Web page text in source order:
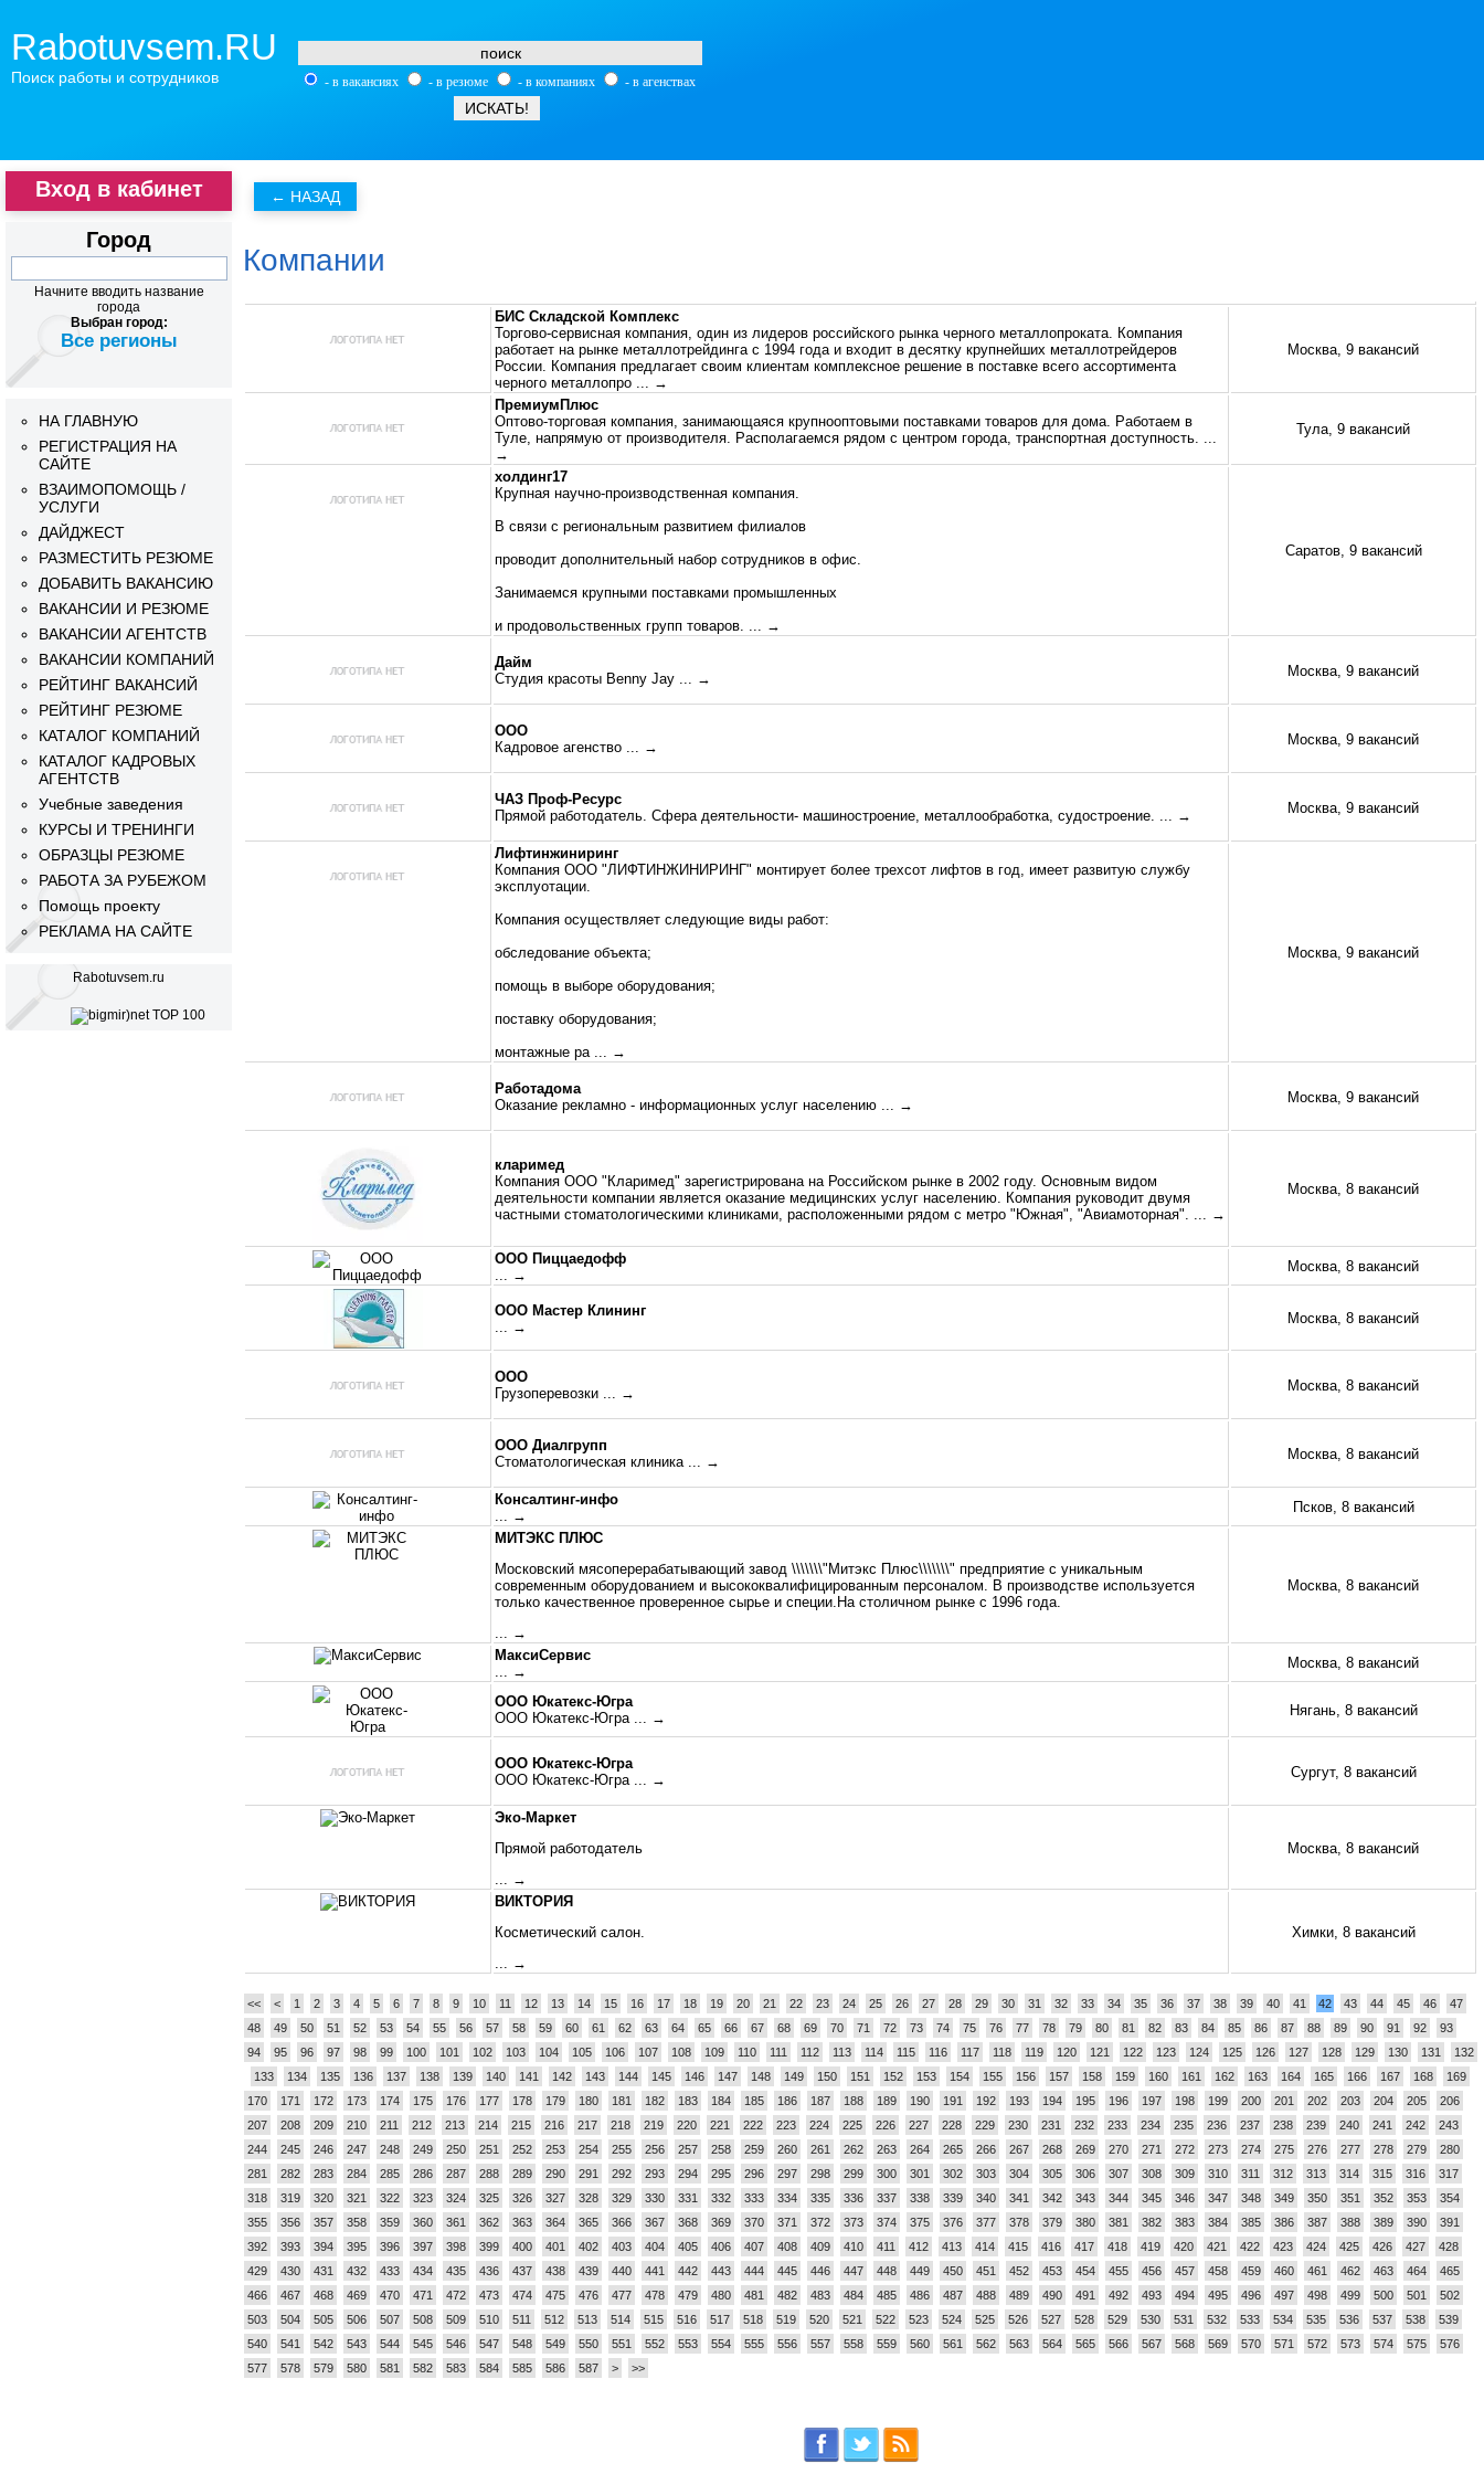
Rabotuvsem.RU
Поиск работы и сотрудников - в вакансиях - в резюме - в компаниях - в агенствах
Компании
БИС Складской Комплекс
Торгово-сервисная компания, один из лидеров российского рынка черного металлопроката. Компания
работает на рынке металлотрейдинга с 1994 года и входит в десятку крупнейших металлотрейдеров
России. Компания предлагает своим клиентам комплексное решение в поставке всего ассортимента
черного металлопро
... →
Москва, 9 вакансий
ПремиумПлюс
Оптово-торговая компания, занимающаяся крупнооптовыми поставками товаров для дома. Работаем в
Туле, напрямую от производителя. Располагаемся рядом с центром города, транспортная доступность.
→
Тула, 9 вакансий
холдинг17
Крупная научно-производственная компания.
В связи с региональным развитием филиалов
проводит дополнительный набор сотрудников в офис.
Занимаемся крупными поставками промышленных
и продовольственных групп товаров.
... →
Саратов, 9 вакансий
Дайм
Студия красоты Benny Jay
... → Москва, 9 вакансий
ООО
Кадровое агенство
... → Москва, 9 вакансий
ЧАЗ Проф-Ресурс
Прямой работодатель. Сфера деятельности- машиностроение, металлообработка, судостроение.
... → Москва, 9 вакансий
Лифтинжиниринг
Компания ООО "ЛИФТИНЖИНИРИНГ" монтирует более трехсот лифтов в год, имеет развитую службу
эксплуотации.
Компания осуществляет следующие виды работ:
обследование объекта;
помощь в выборе оборудования;
поставку оборудования;
монтажные ра
... →
Москва, 9 вакансий
Работадома
Оказание рекламно - информационных услуг населению
... → Москва, 9 вакансий
кларимед
Компания ООО "Кларимед" зарегистрирована на Российском рынке в 2002 году. Основным видом
деятельности компании является оказание медицинских услуг населению. Компания руководит двумя
частными стоматологическими клиниками, расположенными рядом с метро "Южная", "Авиамоторная".
... →
Москва, 8 вакансий
ООО Пиццаедофф
... →
Москва, 8 вакансий
ООО Мастер Клининг
... →
Москва, 8 вакансий
ООО
Грузоперевозки
... → Москва, 8 вакансий
ООО Диалгрупп
Стоматологическая клиника
... → Москва, 8 вакансий
Консалтинг-инфо
... →
Псков, 8 вакансий
МИТЭКС ПЛЮС
Московский мясоперерабатывающий завод \\\\\\\"Митэкс Плюс\\\\\\\" предприятие с уникальным
современным оборудованием и высококвалифицированным персоналом. В производстве используется
только качественное проверенное сырье и специи.На столичном рынке с 1996 года.
... →
Москва, 8 вакансий
МаксиСервис
... →
Москва, 8 вакансий
ООО Юкатекс-Югра
ООО Юкатекс-Югра
... → Нягань, 8 вакансий
ООО Юкатекс-Югра
ООО Юкатекс-Югра
... → Сургут, 8 вакансий
Эко-Маркет
Прямой работодатель
... →
Москва, 8 вакансий
ВИКТОРИЯ
Косметический салон.
... →
Химки, 8 вакансий
<< < 1 2 3 4 5 6 7 8 9 10 11 12 13 14 15 16 17 18 19 20 21 22 23 24 25 26 27 28 29 30 31 32 33 34 35 36 37 38 39 40 41 42 43 44 45 46
47
48
49 50 51 52 53 54 55 56 57 58 59 60 61 62 63 64 65 66 67 68 69 70 71 72 73 74 75 76 77 78 79 80 81 82 83 84 85 86 87 88 89 90 91 92
93
94
95 96 97 98 99 100 101 102 103 104 105 106 107 108 109 110 111 112 113 114 115 116 117 118 119 120 121 122 123 124 125 126 127 128 129 130 131
132
133
134 135 136 137 138 139 140 141 142 143 144 145 146 147 148 149 150 151 152 153 154 155 156 157 158 159 160 161 162 163 164 165 166 167 168
169
170
171 172 173 174 175 176 177 178 179 180 181 182 183 184 185 186 187 188 189 190 191 192 193 194 195 196 197 198 199 200 201 202 203 204 205
206
207
208 209 210 211 212 213 214 215 216 217 218 219 220 221 222 223 224 225 226 227 228 229 230 231 232 233 234 235 236 237 238 239 240 241 242
243
244
245 246 247 248 249 250 251 252 253 254 255 256 257 258 259 260 261 262 263 264 265 266 267 268 269 270 271 272 273 274 275 276 277 278 279
280
281
282 283 284 285 286 287 288 289 290 291 292 293 294 295 296 297 298 299 300 301 302 303 304 305 306 307 308 309 310 311 312 313 314 315 316
317
318
319 320 321 322 323 324 325 326 327 328 329 330 331 332 333 334 335 336 337 338 339 340 341 342 343 344 345 346 347 348 349 350 351 352 353
354
355
356 357 358 359 360 361 362 363 364 365 366 367 368 369 370 371 372 373 374 375 376 377 378 379 380 381 382 383 384 385 386 387 388 389 390
391
392
393 394 395 396 397 398 399 400 401 402 403 404 405 406 407 408 409 410 411 412 413 414 415 416 417 418 419 420 421 422 423 424 425 426 427
428
429
430 431 432 433 434 435 436 437 438 439 440 441 442 443 444 445 446 447 448 449 450 451 452 453 454 455 456 457 458 459 460 461 462 463 464
465
466
467 468 469 470 471 472 473 474 475 476 477 478 479 480 481 482 483 484 485 486 487 488 489 490 491 492 493 494 495 496 497 498 499 500 501
502
503
504 505 506 507 508 509 510 511 512 513 514 515 516 517 518 519 520 521 522 523 524 525 526 527 528 529 530 531 532 533 534 535 536 537 538
539
540
541 542 543 544 545 546 547 548 549 550 551 552 553 554 555 556 557 558 559 560 561 562 563 564 565 566 567 568 569 570 571 572 573 574 575
576
577
578 579 580 581 582 583 584 585 586 587 > >>
Вход в кабинет
Город
Начните вводить название
города
Выбран город:
Все регионы
НА ГЛАВНУЮ
РЕГИСТРАЦИЯ НА
САЙТЕ
ВЗАИМОПОМОЩЬ /
УСЛУГИ
ДАЙДЖЕСТ
РАЗМЕСТИТЬ РЕЗЮМЕ
ДОБАВИТЬ ВАКАНСИЮ
ВАКАНСИИ И РЕЗЮМЕ
ВАКАНСИИ АГЕНТСТВ
ВАКАНСИИ КОМПАНИЙ
РЕЙТИНГ ВАКАНСИЙ
РЕЙТИНГ РЕЗЮМЕ
КАТАЛОГ КОМПАНИЙ
КАТАЛОГ КАДРОВЫХ
АГЕНТСТВ
Учебные заведения
КУРСЫ И ТРЕНИНГИ
ОБРАЗЦЫ РЕЗЮМЕ
РАБОТА ЗА РУБЕЖОМ
Помощь проекту
РЕКЛАМА НА САЙТЕ
Rabotuvsem.ru